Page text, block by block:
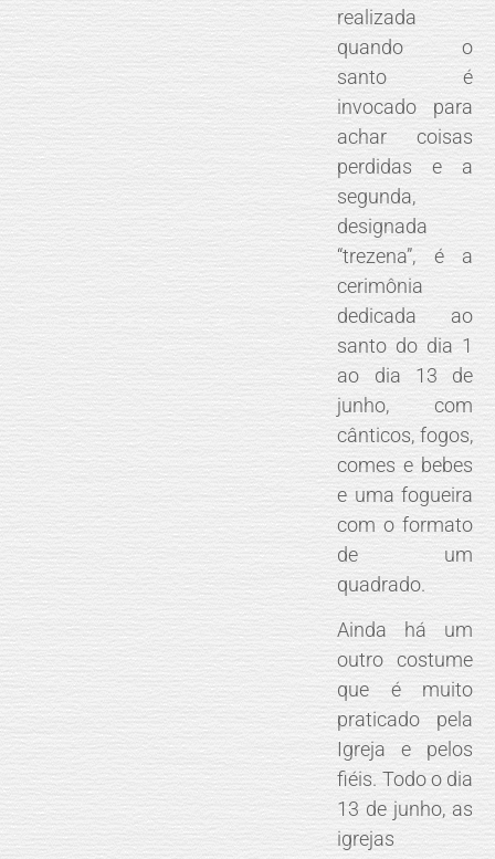
realizada
quando o
santo é
invocado para
achar coisas
perdidas e a
segunda,
designada
“trezena”, é a
cerimônia
dedicada ao
santo do dia 1
ao dia 13 de
junho, com
cânticos, fogos,
comes e bebes
e uma fogueira
com o formato
de um
quadrado.
Ainda há um
outro costume
que é muito
praticado pela
Igreja e pelos
fiéis. Todo o dia
13 de junho, as
igrejas